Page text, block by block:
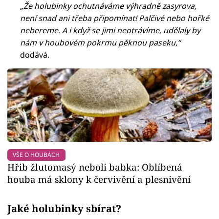
„Že holubinky ochutnáváme výhradně zasyrova,
není snad ani třeba připomínat! Palčivé nebo hořké
nebereme. A i když se jimi neotrávíme, udělaly by
nám v houbovém pokrmu pěknou paseku,“
dodává.
VŠE O HOUBÁCH
Hřib žlutomasý neboli babka: Oblíbená
houba má sklony k červivění a plesnivění
Jaké holubinky sbírat?